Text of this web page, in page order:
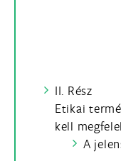
II. Rész
Etikai
kell
A